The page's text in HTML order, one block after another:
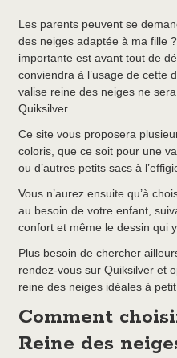
Les parents peuvent se
des neiges adaptée à ma fille
importante est avant tout de
conviendra à l’usage de cette
valise reine des neiges ne
Quiksilver.
Ce site vous proposera
coloris, que ce soit pour une
ou d’autres petits sacs à
Vous n’aurez ensuite qu’à
au besoin de votre enfant,
confort et même le dessin qui
Plus besoin de chercher
rendez-vous sur Quiksilver et
reine des neiges idéales à
Comment
Reine des